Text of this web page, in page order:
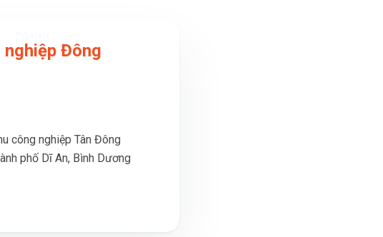
nghiệp Đông
công nghiệp Tân Đông
phố Dĩ An, Bình Dương